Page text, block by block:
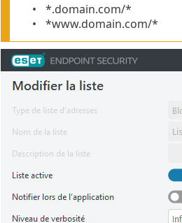
*.domain.com/*
*www.domain.com/*